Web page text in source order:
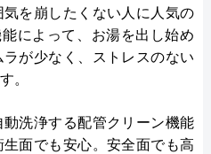
を崩したくない人に人気の
によって、お湯を出し始め
が少なく、ストレスのない
。
洗浄する配管クリーン機能
面でも安心。安全面でも高